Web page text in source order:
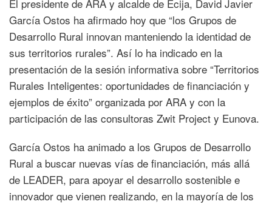
El presidente de ARA y alcalde de Écija, David Javier
García Ostos ha afirmado hoy que “los Grupos de
Desarrollo Rural innovan manteniendo la identidad de
sus territorios rurales”. Así lo ha indicado en la
presentación de la sesión informativa sobre “Territorios
Rurales Inteligentes: oportunidades de financiación y
ejemplos de éxito” organizada por ARA y con la
participación de las consultoras Zwit Project y Eunova.
García Ostos ha animado a los Grupos de Desarrollo
Rural a buscar nuevas vías de financiación, más allá
de LEADER, para apoyar el desarrollo sostenible e
innovador que vienen realizando, en la mayoría de los